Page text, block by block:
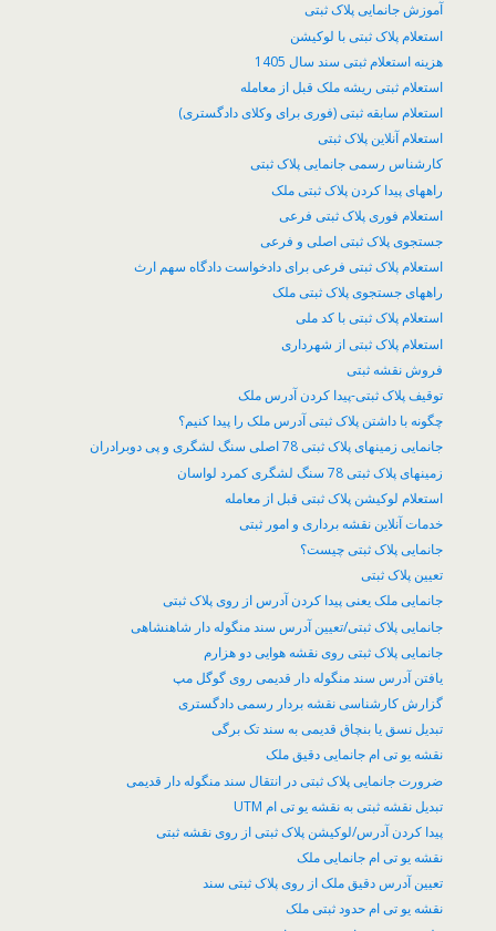
آموزش جانمایی پلاک ثبتی
استعلام پلاک ثبتی با لوکیشن
هزینه استعلام ثبتی سند سال 1405
استعلام ثبتی ریشه ملک قبل از معامله
استعلام سابقه ثبتی (فوری برای وکلای دادگستری)
استعلام آنلاین پلاک ثبتی
کارشناس رسمی جانمایی پلاک ثبتی
راههای پیدا کردن پلاک ثبتی ملک
استعلام فوری پلاک ثبتی فرعی
جستجوی پلاک ثبتی اصلی و فرعی
استعلام پلاک ثبتی فرعی برای دادخواست دادگاه سهم ارث
راههای جستجوی پلاک ثبتی ملک
استعلام پلاک ثبتی با کد ملی
استعلام پلاک ثبتی از شهرداری
فروش نقشه ثبتی
توقیف پلاک ثبتی-پیدا کردن آدرس ملک
چگونه با داشتن پلاک ثبتی آدرس ملک را پیدا کنیم؟
جانمایی زمینهای پلاک ثبتی 78 اصلی سنگ لشگری و پی دوبرادران
زمینهای پلاک ثبتی 78 سنگ لشگری کمرد لواسان
​استعلام لوکیشن پلاک ثبتی قبل از معامله
خدمات آنلاین نقشه برداری و امور ثبتی
جانمایی پلاک ثبتی چیست؟
تعیین پلاک ثبتی
جانمایی ملک یعنی پیدا کردن آدرس از روی پلاک ثبتی
جانمایی پلاک ثبتی/تعیین آدرس سند منگوله دار شاهنشاهی
جانمایی پلاک ثبتی روی نقشه هوایی دو هزارم
یافتن آدرس سند منگوله دار قدیمی روی گوگل مپ
گزارش کارشناسی نقشه بردار رسمی دادگستری
تبدیل نسق یا بنچاق قدیمی به سند تک برگی
نقشه یو تی ام جانمایی دقیق ملک
ضرورت جانمایی پلاک ثبتی در انتقال سند منگوله دار قدیمی
تبدیل نقشه ثبتی به نقشه یو تی ام UTM
پیدا کردن آدرس/لوکیشن پلاک ثبتی از روی نقشه ثبتی
نقشه یو تی ام جانمایی ملک
تعیین آدرس دقیق ملک از روی پلاک ثبتی سند
نقشه یو تی ام حدود ثبتی ملک